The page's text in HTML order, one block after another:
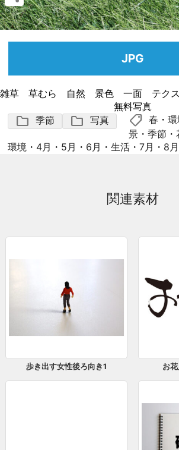
JPG
雑草 草むら 自然 景色 一面 テク
無料写真
folder 季節 folder 写真 shoppingmode 春 ・
景 ・季節 ・
環境 ・ 4月 ・ 5月 ・ 6月 ・生活 ・7月 ・ 8月
関連素材
歩き出す女性後ろ向き1 お
Link
共